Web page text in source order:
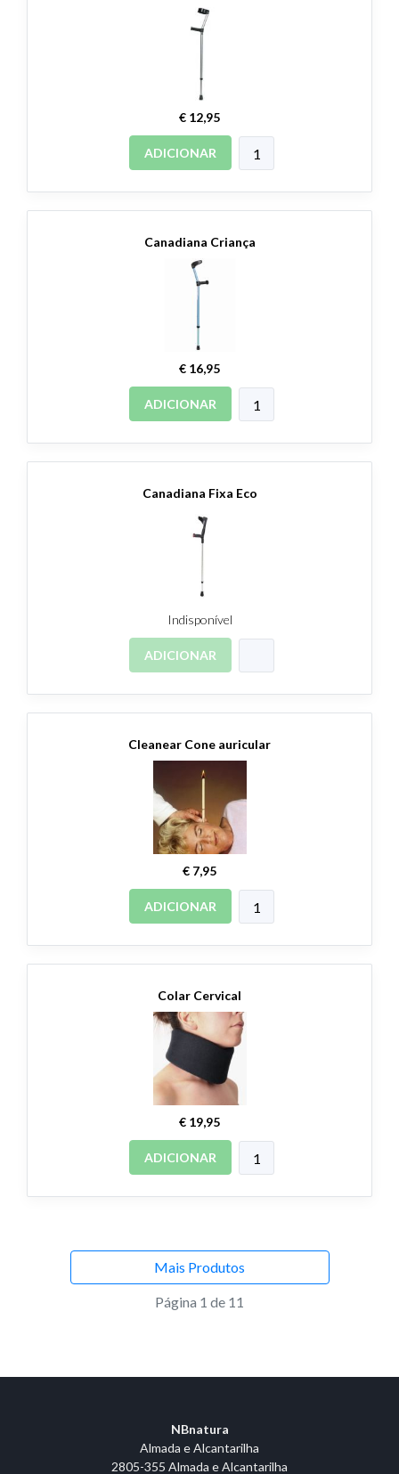
€ 12,95
ADICIONAR
Canadiana Criança
€ 16,95
ADICIONAR
Canadiana Fixa Eco
Indisponível
ADICIONAR
Cleanear Cone auricular
€ 7,95
ADICIONAR
Colar Cervical
€ 19,95
ADICIONAR
Mais Produtos
Página 1 de 11
NBnatura
Almada e Alcantarilha
2805-355 Almada e Alcantarilha